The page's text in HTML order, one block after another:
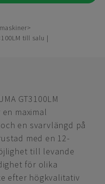
till salu |
GT3100LM
maximal
en svarvlängd på
med en 12-
till levande
för olika
efter högkvalitativ